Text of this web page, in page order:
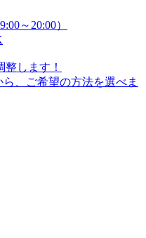
～20:00）
します！
、ご希望の方法を選べま